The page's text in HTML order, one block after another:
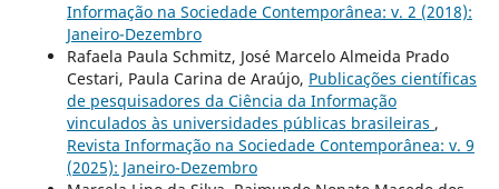
Informação na Sociedade Contemporânea: v. 2 (2018):
Janeiro-Dezembro
Rafaela Paula Schmitz, José Marcelo Almeida Prado
Cestari, Paula Carina de Araújo, Publicações científicas
de pesquisadores da Ciência da Informação
vinculados às universidades públicas brasileiras ,
Revista Informação na Sociedade Contemporânea: v. 9
(2025): Janeiro-Dezembro